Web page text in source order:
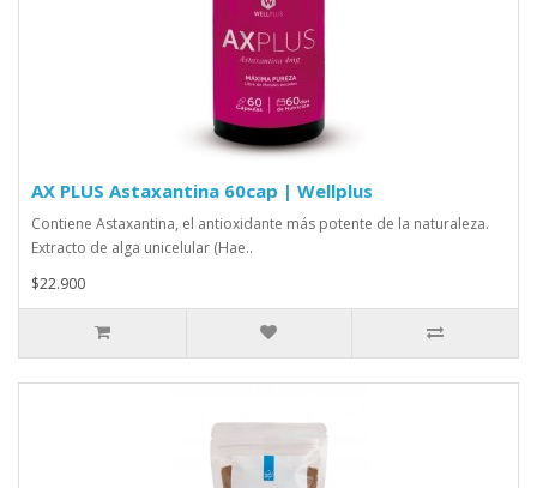
AX PLUS Astaxantina 60cap | Wellplus
Contiene Astaxantina, el antioxidante más potente de la naturaleza.
Extracto de alga unicelular (Hae..
$22.900